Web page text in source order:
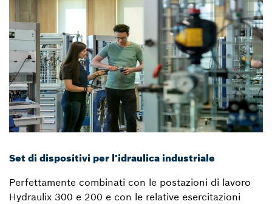
Set di dispositivi per l'idraulica industriale
Perfettamente combinati con le postazioni di lavoro
Hydraulix 300 e 200 e con le relative esercitazioni